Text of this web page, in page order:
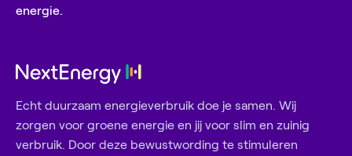
energie.
Echt duurzaam energieverbruik doe je samen. Wij
zorgen voor groene energie en jij voor slim en zuinig
verbruik. Door deze bewustwording te stimuleren